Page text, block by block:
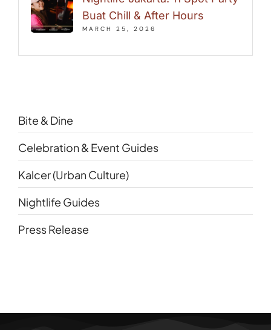
Buat Chill & After Hours
MARCH 25, 2026
Bite & Dine
Celebration & Event Guides
Kalcer (Urban Culture)
Nightlife Guides
Press Release